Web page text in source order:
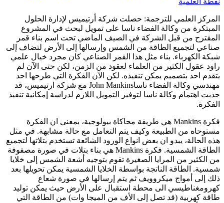
المركز العلمي للترجمة: حصلت شركة أرتيميس لإدارة الحلول
المبتكرة من وكالة الفضاء ناسا على تمويل لبحث في المشروع
المقترح من قبل الشركة في الصيف الماضي تحت اسم بناء قمر
صناعي لتجميع الطاقة من الشمس وإرسالها إلى الأرض لتضاف إلى
شبكة الكهرباء. بناء مثل هذا القمر الصناعي كان مجرد خيال علمي
راود عقول الكثير من العلماء لعقود من الزمن، لكن حتى الآن لم
يتقدم احد بتصميم يمكن تنفيذه. لكن الآن الفكرة التي طرحها احد
مهندسي وكالة الفضاء ناساJohn Mankins مع شركة ارتيميس، قد
جذبت اهتمام وكالة ناسا لتوفير التمويل اللازم لدراسة إمكانية تنفيذ
الفكرة.
فكرة Mankins هي طريقة محاكاة بيولوجية، بمعنى ان الفكرة
مستوحاه من الطبيعة وكيف يتم التعامل مع حالة مشابهة. في مثل
هذه الحالة، يبدو ان بعض انواع الورود الشائعة تستخدم بتلاتها لتجميع
الطاقة الشمسية. فكرة Mankins هي بناء بتلات في صورة مصفوفة
من الكثير من المرايا الصغيرة تقوم بتوجيه أشعة الشمس إلى خلايا
شمسية. الطاقة الناتجة بواسطة الخلايا الشمسية يمكن تحويلها بعد
ذلك إلى أمواج ميكروويف ثم يتم إرسالها في صورة شعاع
كهرومغناطيسي الى محطة استقبال على الأرض حيث يمكن توليد
طاقة كهربية (قد تصل إلى الأف من الميجا وات) من الطاقة التي